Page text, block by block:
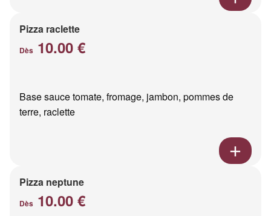
Pizza raclette
Dès 10.00 €
Base sauce tomate, fromage, jambon, pommes de
terre, raclette
Pizza neptune
Dès 10.00 €